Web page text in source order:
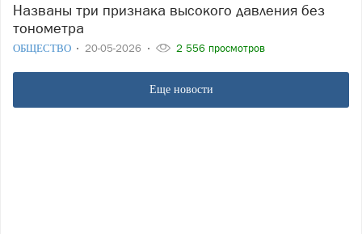
Названы три признака высокого давления без
тонометра
ОБЩЕСТВО 20-05-2026 2 556 просмотров
Еще новости